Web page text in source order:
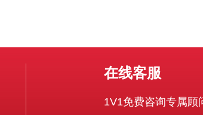
在线客服
1V1免费咨询专属顾